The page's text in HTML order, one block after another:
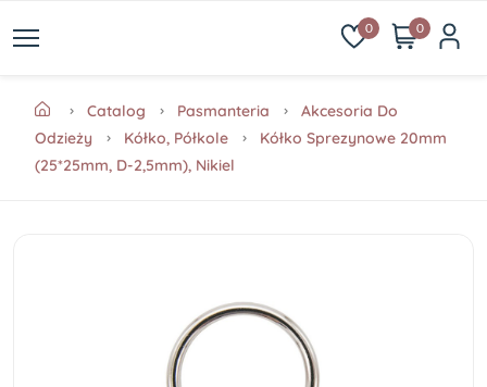
0 0
Catalog Pasmanteria
Akcesoria Do
Odzieży
Kółko, Półkole
Kółko Sprezynowe 20mm
(25*25mm, D-2,5mm), Nikiel